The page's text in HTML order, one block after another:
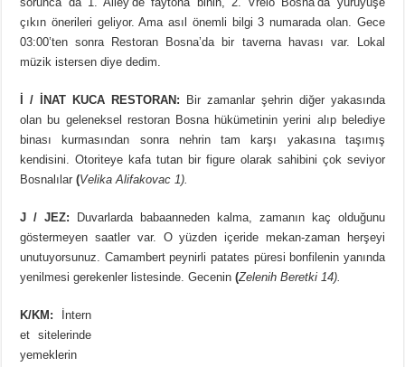
çıkın önerileri geliyor. Ama asıl önemli bilgi 3 numarada olan. Gece
03:00’ten sonra Restoran Bosna’da bir taverna havası var. Lokal
müzik istersen diye dedim.
İ / İNAT KUCA RESTORAN:
Bir zamanlar şehrin diğer yakasında
olan bu geleneksel restoran Bosna hükümetinin yerini alıp belediye
binası kurmasından sonra nehrin tam karşı yakasına taşımış
kendisini. Otoriteye kafa tutan bir figure olarak sahibini çok seviyor
Bosnalılar(Velika Alifakovac 1).
J / JEZ:
Duvarlarda babaanneden kalma, zamanın kaç olduğunu
göstermeyen saatler var. O yüzden içeride mekan-zaman herşeyi
unutuyorsunuz. Camambert peynirli patates püresi bonfilenin yanında
yenilmesi gerekenler listesinde. Gecenin(Zelenih Beretki 14).
K/KM:
İntern
et sitelerinde
yemeklerin